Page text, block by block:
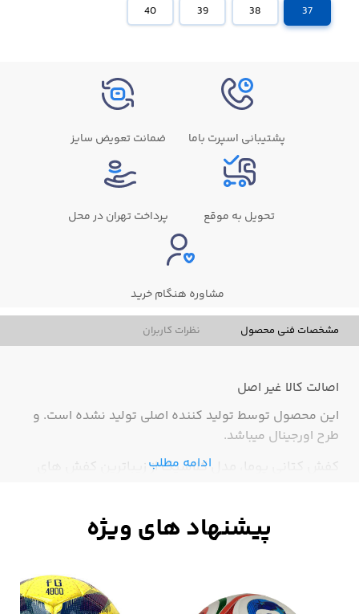
37
38
39
40
پشتیبانی اسپرت باما ضمانت تعویض سایز
تحویل به موقع پرداخت تهران در محل
مشاوره هنگام خرید
مشخصات فنی محصول نظرات کاربران
اصالت کالا غیر اصل
این محصول توسط تولید کننده اصلی تولید نشده است. و
طرح اورجینال میباشد.
کفش کتانی پوما، مدل کلاسیک از زیباترین کفش های
ادامه مطلب